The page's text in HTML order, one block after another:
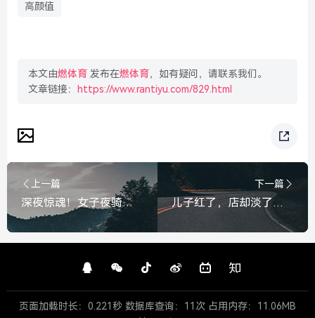
高颜值
本文由燃体育 发布在燃体育，如有疑问，请联系我们。
文章链接：
https://www.rantiyu.com/829.html
上一篇
深夜惊魂！女子夜骑经过大桥突遭细线勒颈，险些窒息，深夜惊魂！女子夜骑大桥突遭细线勒颈险窒息
下一篇
儿子红了，店却淡了，王鹤棣父亲坦言生意下降40%，这才是最真实的普通人，王鹤棣父亲坦言生意下降40%，儿子红了店却淡了
页面加载时长：0.221秒 数据库查询：11次 占用内存：11.06MB